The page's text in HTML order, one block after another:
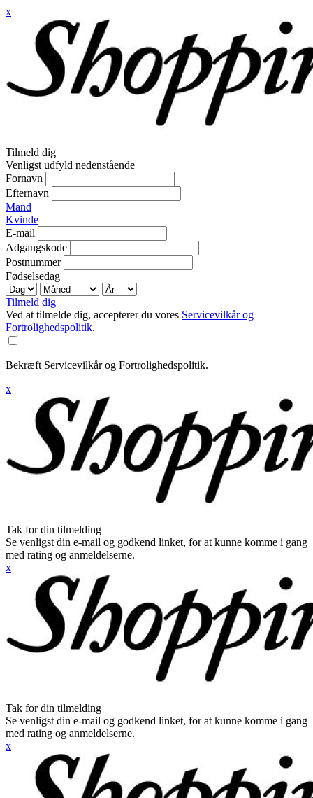
x
Tilmeld dig
Venligst udfyld nedenstående
Fornavn
Efternavn
Mand
Kvinde
E-mail
Adgangskode
Postnummer
Fødselsedag
Tilmeld dig
Ved at tilmelde dig, accepterer du vores Servicevilkår og
Fortrolighedspolitik.
Bekræft Servicevilkår og Fortrolighedspolitik.
x
Tak for din tilmelding
Se venligst din e-mail og godkend linket, for at kunne komme i gang
med rating og anmeldelserne.
x
Tak for din tilmelding
Se venligst din e-mail og godkend linket, for at kunne komme i gang
med rating og anmeldelserne.
x